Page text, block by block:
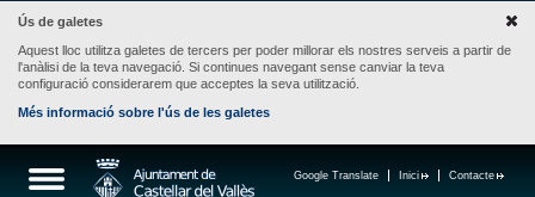
Ús de galetes
Aquest lloc utilitza galetes de tercers per poder millorar els nostres serveis a partir de
l'anàlisi de la teva navegació. Si continues navegant sense canviar la teva
configuració considerarem que acceptes la seva utilització.
Més informació sobre l'ús de les galetes
Contacte
Inici
Google Translate